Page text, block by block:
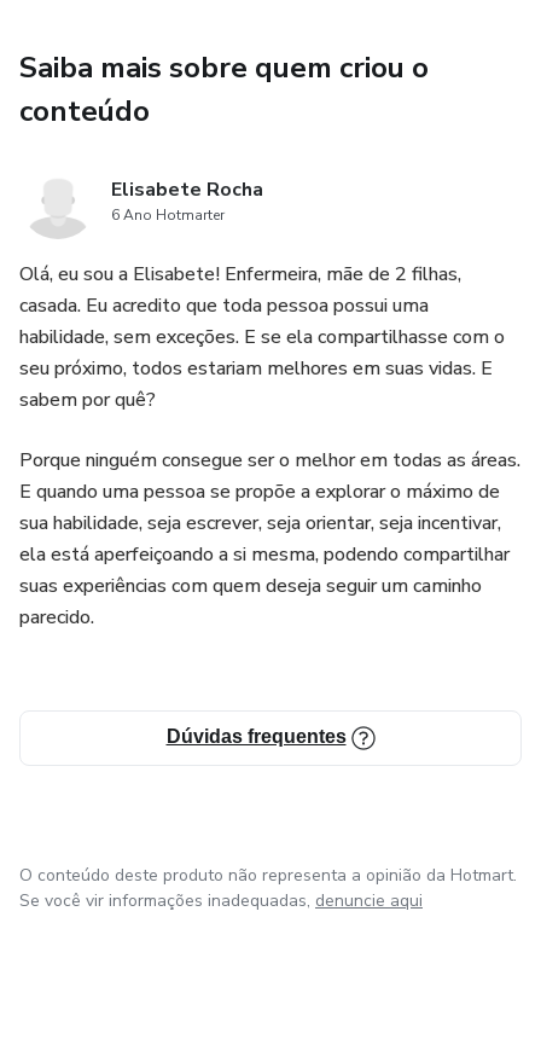
Saiba mais sobre quem criou o
conteúdo
Elisabete Rocha
6 Ano Hotmarter
Olá, eu sou a Elisabete! Enfermeira, mãe de 2 filhas,
casada. Eu acredito que toda pessoa possui uma
habilidade, sem exceções. E se ela compartilhasse com o
seu próximo, todos estariam melhores em suas vidas. E
sabem por quê?
Porque ninguém consegue ser o melhor em todas as áreas.
E quando uma pessoa se propõe a explorar o máximo de
sua habilidade, seja escrever, seja orientar, seja incentivar,
ela está aperfeiçoando a si mesma, podendo compartilhar
suas experiências com quem deseja seguir um caminho
parecido.
Dúvidas frequentes
O conteúdo deste produto não representa a opinião da Hotmart.
Se você vir informações inadequadas, denuncie aqui